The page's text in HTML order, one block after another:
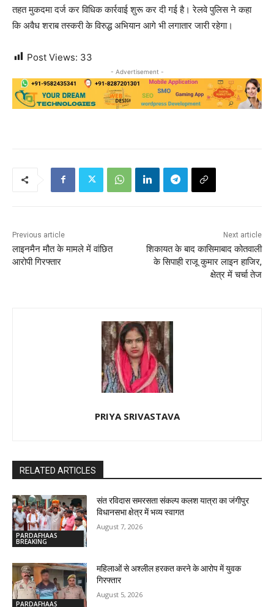
तहत मुकदमा दर्ज कर विधिक कार्रवाई शुरू कर दी गई है। रेलवे पुलिस ने कहा
कि अवैध शराब तस्करी के विरुद्ध अभियान आगे भी लगातार जारी रहेगा।
Post Views: 33
- Advertisement -
Previous article
लाइनमैन मौत के मामले में वांछित
आरोपी गिरफ्तार
Next article
शिकायत के बाद कासिमाबाद कोतवाली
के सिपाही राजू कुमार लाइन हाजिर,
क्षेत्र में चर्चा तेज
PRIYA SRIVASTAVA
RELATED ARTICLES
PARDAFHAAS
BREAKING
संत रविदास समरसता संकल्प कलश यात्रा का जंगीपुर
विधानसभा क्षेत्र में भव्य स्वागत
August 7, 2026
PARDAFHAAS
महिलाओं से अश्लील हरकत करने के आरोप में युवक
गिरफ्तार
August 5, 2026